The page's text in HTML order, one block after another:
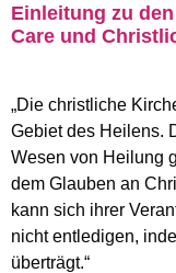
Einleitung zu
Care und
„Die christliche
Gebiet des Heilens.
Wesen von Heilung
dem Glauben an
kann sich ihrer
nicht entledigen,
überträgt.“